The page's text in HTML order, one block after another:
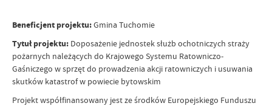
Beneficjent projektu:Gmina Tuchomie
Tytuł projektu: Doposażenie jednostek służb ochotniczych straży
pożarnych należących do Krajowego Systemu Ratowniczo-
Gaśniczego w sprzęt do prowadzenia akcji ratowniczych i usuwania
skutków katastrof w powiecie bytowskim
Projekt współfinansowany jest ze środków Europejskiego Funduszu